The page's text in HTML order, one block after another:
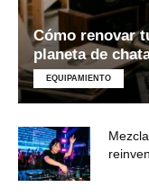
Cómo renovar
planeta de
EQUIPAMIENTO